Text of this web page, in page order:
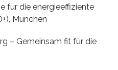
für die energieeffiziente
München
– Gemeinsam fit für die